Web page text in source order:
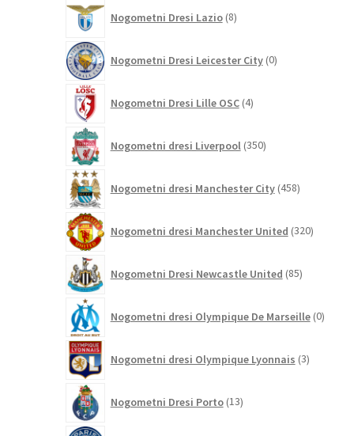
Nogometni Dresi Lazio 8izdelkov
Nogometni Dresi Leicester City 0izdelkov
Nogometni Dresi Lille OSC 4izdelki
Nogometni dresi Liverpool 350izdelkov
Nogometni dresi Manchester City 458izdelkov
Nogometni dresi Manchester United 320izdelkov
Nogometni Dresi Newcastle United 85izdelkov
Nogometni dresi Olympique De Marseille 0
Nogometni dresi Olympique Lyonnais 3izdelki
Nogometni Dresi Porto 13izdelkov